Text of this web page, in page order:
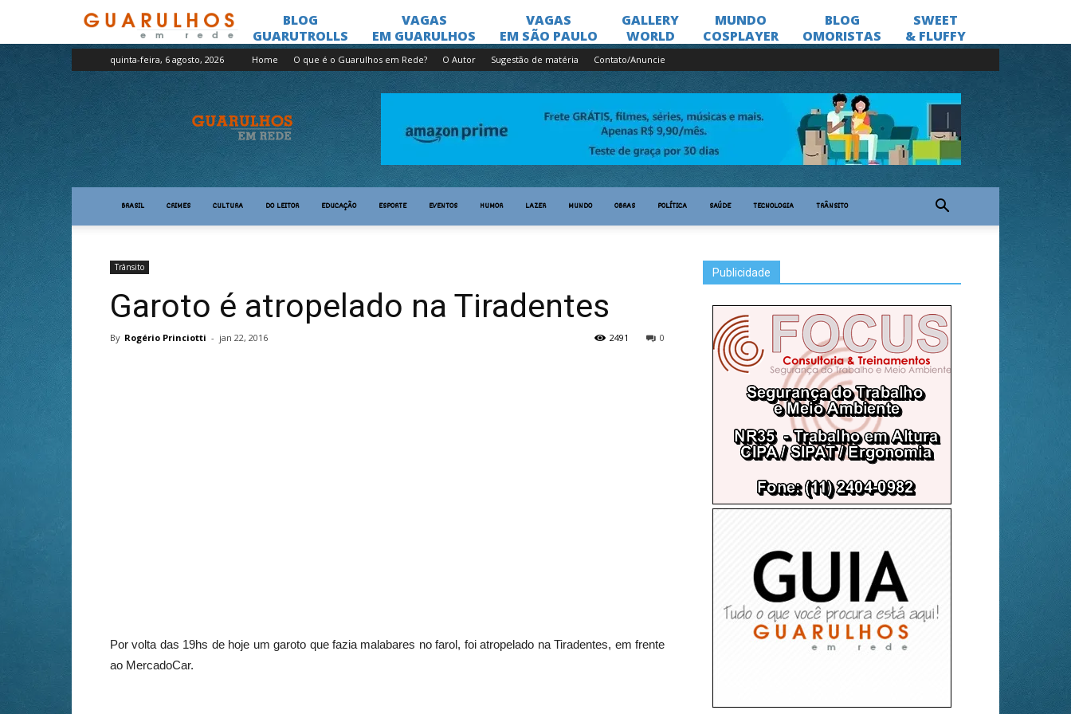
quinta-feira, 6 agosto, 2026 Home O que é o Guarulhos em Rede? O Autor Sugestão de matéria Contato/Anuncie
Guarulhos
em
Rede
BRASIL CRIMES CULTURA DO LEITOR EDUCAÇÃO ESPORTE EVENTOS HUMOR LAZER MUNDO OBRAS POLÍTICA SAÚDE TECNOLOGIA TRÂNSITO
Trânsito
Garoto é atropelado na Tiradentes
By Rogério Princiotti - jan 22, 2016 0
2491
Por volta das 19hs de hoje um garoto que fazia malabares no farol, foi atropelado na Tiradentes, em frente
ao MercadoCar.
Publicidade